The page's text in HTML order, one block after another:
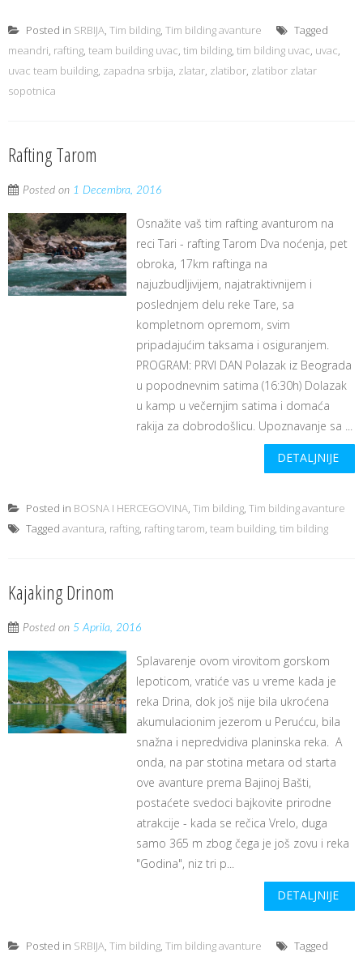
Posted in SRBIJA, Tim bilding, Tim bilding avanture
Tagged
meandri, rafting, team building uvac, tim bilding, tim bilding uvac, uvac,
uvac team building, zapadna srbija, zlatar, zlatibor, zlatibor zlatar
sopotnica
Rafting Tarom
Posted on 1 Decembra, 2016
Osnažite vaš tim rafting avanturom na
reci Tari - rafting Tarom Dva noćenja, pet
obroka, 17km raftinga na
najuzbudljivijem, najatraktivnijem i
poslednjem delu reke Tare, sa
kompletnom opremom, svim
pripadajućim taksama i osiguranjem.
PROGRAM: PRVI DAN Polazak iz Beograda
u popodnevnim satima (16:30h) Dolazak
u kamp u večernjim satima i domaća
rakija za dobrodošlicu. Upoznavanje sa ...
DETALJNIJE
Posted in BOSNA I HERCEGOVINA, Tim bilding, Tim bilding avanture
Tagged avantura, rafting, rafting tarom, team building, tim bilding
Kajaking Drinom
Posted on 5 Aprila, 2016
Splavarenje ovom virovitom gorskom
lepoticom, vratiće vas u vreme kada je
reka Drina, dok još nije bila ukroćena
akumulacionim jezerom u Perućcu, bila
snažna i nepredvidiva planinska reka. A
onda, na par stotina metara od starta
ove avanture prema Bajinoj Bašti,
postaćete svedoci bajkovite prirodne
atrakcije - kada se rečica Vrelo, duga
samo 365 m zbog čega je još zovu i reka
"Godina", niz tri p...
DETALJNIJE
Posted in SRBIJA, Tim bilding, Tim bilding avanture
Tagged